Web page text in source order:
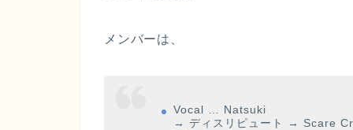
メンバーは、
Vocal … Natsuki
→ ディスリピュート → Scare